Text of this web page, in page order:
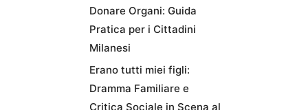
Donare Organi: Guida
Pratica per i Cittadini
Milanesi
Erano tutti miei figli:
Dramma Familiare e
Critica Sociale in Scena al